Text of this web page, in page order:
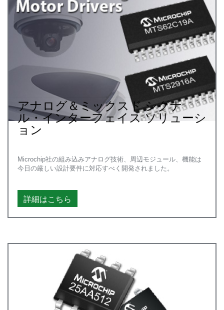
アナログ＆ミックスド シグナ
ル・インターフェイス ソリューシ
ョン
Microchip社の組み込みアナログ技術、周辺モジュール、機能は
今日の厳しい設計要件に対応すべく開発されました。
詳細はこちら